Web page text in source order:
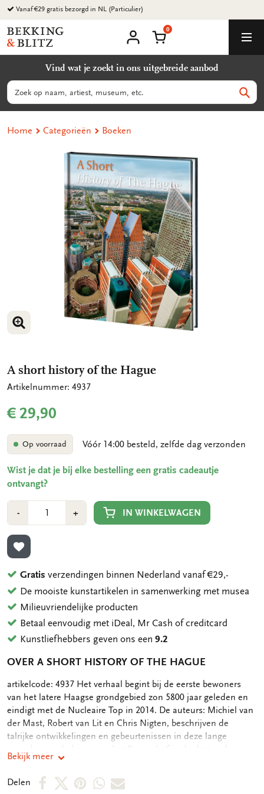
Ga
naar
content
Vanaf €29 gratis bezorgd in NL (Particulier)
Bekking
&
B.V.
account
Winkelmand
0
Vind wat je zoekt in ons uitgebreide aanbod
Zoeken
Home Categorieën Boeken
VERGROOT AFBEELDING
A short history of the Hague
Artikelnummer: 4937
€ 29,90
Op voorraad Vóór 14:00 besteld, zelfde dag verzonden
Wist je dat je bij elke bestelling een gratis cadeautje
ontvangt?
-Min
1
+Plus
1
IN WINKELWAGEN
TOEVOEGEN AAN VERLANGLIJST
Gratis verzendingen binnen Nederland vanaf €29,-
De mooiste kunstartikelen in samenwerking met musea
Milieuvriendelijke producten
Betaal eenvoudig met iDeal, Mr Cash of creditcard
Kunstliefhebbers geven ons een9.2
OVER A SHORT HISTORY OF THE HAGUE
OMSCHRIJVING
artikelcode: 4937 Het verhaal begint bij de eerste bewoners
van het latere Haagse grondgebied zon 5800 jaar geleden en
eindigt met de Nucleaire Top in 2014. De auteurs: Michiel van
der Mast, Robert van Lit en Chris Nigten, beschrijven de
talrijke ontwikkelingen en gebeurtenissen in deze lange
tot het IJspaleis (de bijnaam van het nieuwe stadhuis); van
lakennijverheid tot ijzergieterij Enthoven; van Mozarts
optredens tot het geruchtmakende concert van de Rolling
Bekijk meer
Delen
DeelDeelDeelDeelDeel